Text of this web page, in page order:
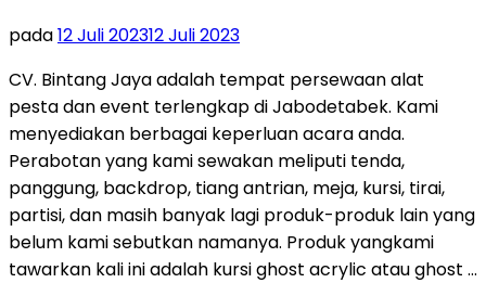
pada12 Juli 202312 Juli 2023
CV. Bintang Jaya adalah tempat persewaan alat
pesta dan event terlengkap di Jabodetabek. Kami
menyediakan berbagai keperluan acara anda.
Perabotan yang kami sewakan meliputi tenda,
panggung, backdrop, tiang antrian, meja, kursi, tirai,
partisi, dan masih banyak lagi produk-produk lain yang
belum kami sebutkan namanya. Produk yangkami
tawarkan kali ini adalah kursi ghost acrylic atau ghost …